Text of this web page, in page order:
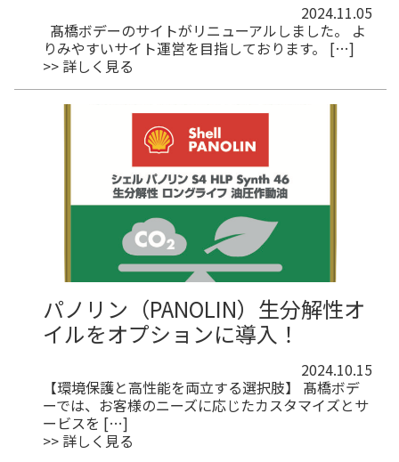
2024.11.05
髙橋ボデーのサイトがリニューアルしました。 よ
りみやすいサイト運営を目指しております。 […]
>> 詳しく見る
パノリン（PANOLIN）生分解性オ
イルをオプションに導入！
2024.10.15
【環境保護と高性能を両立する選択肢】 髙橋ボデ
ーでは、お客様のニーズに応じたカスタマイズとサ
ービスを […]
>> 詳しく見る